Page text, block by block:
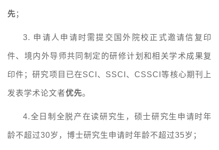
先 ；
3. 申请人申请时需提交国外院校正式邀请信复印
件、境内外导师共同制定的研修计划和相关学术成果复
印件；研究项目已在SCI、SSCI、CSSCI等核心期刊上
发表学术论文者优先。
4.全日制全脱产在读研究生，硕士研究生申请时年
龄不超过30岁，博士研究生申请时年龄不超过35岁；